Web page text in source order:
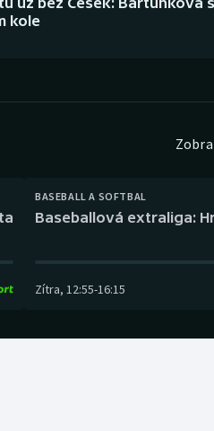
kole
BASEBALL A SOFTBAL
Baseballová extraliga:
Zítra, 12:55-16:15